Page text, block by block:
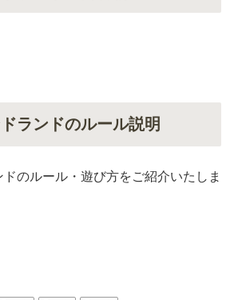
ランドのルール説明
のルール・遊び方をご紹介いたしま